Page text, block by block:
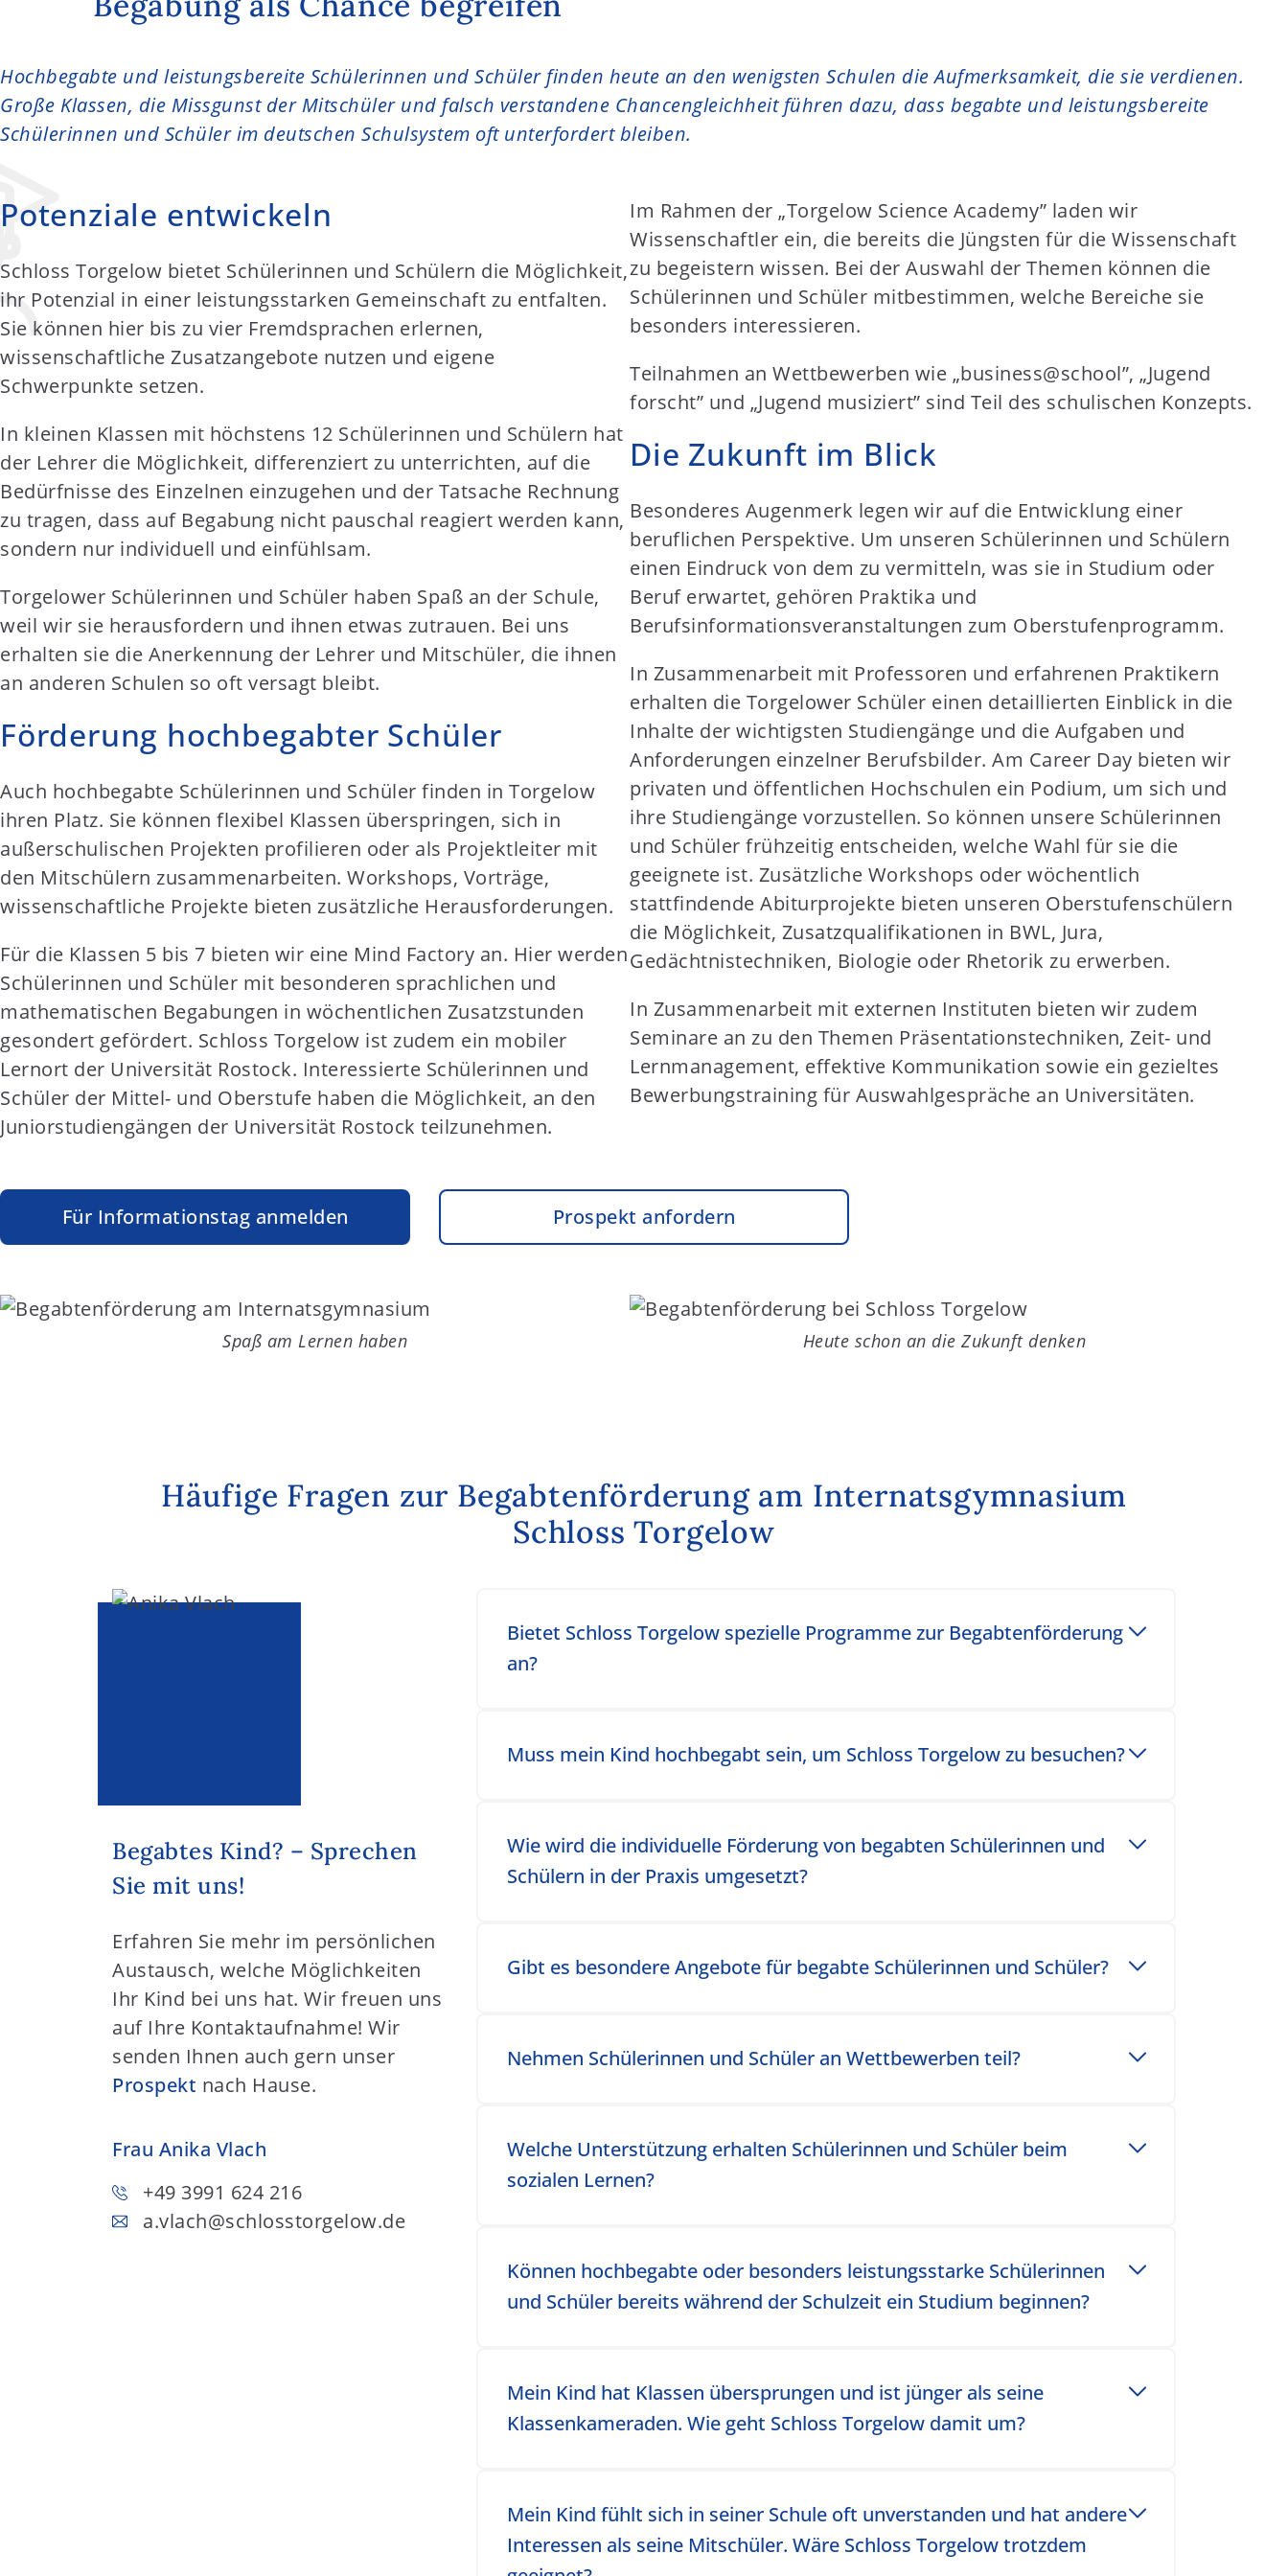
n
t
Hochbegabte und leistungsbereite Schülerinnen und Schüler finden heute an den wenigsten Schulen die Aufmerksamkeit, die sie verdienen.
Große Klassen, die Missgunst der Mitschüler und falsch verstandene Chancengleichheit führen dazu, dass begabte und leistungsbereite
Schülerinnen und Schüler im deutschen Schulsystem oft unterfordert bleiben.
Potenziale entwickeln
Schloss Torgelow bietet Schülerinnen und Schülern die Möglichkeit,
ihr Potenzial in einer leistungsstarken Gemeinschaft zu entfalten.
Sie können hier bis zu vier Fremdsprachen erlernen,
wissenschaftliche Zusatzangebote nutzen und eigene
Schwerpunkte setzen.
In kleinen Klassen mit höchstens 12 Schülerinnen und Schülern hat
der Lehrer die Möglichkeit, differenziert zu unterrichten, auf die
Bedürfnisse des Einzelnen einzugehen und der Tatsache Rechnung
zu tragen, dass auf Begabung nicht pauschal reagiert werden kann,
sondern nur individuell und einfühlsam.
Torgelower Schülerinnen und Schüler haben Spaß an der Schule,
weil wir sie herausfordern und ihnen etwas zutrauen. Bei uns
erhalten sie die Anerkennung der Lehrer und Mitschüler, die ihnen
an anderen Schulen so oft versagt bleibt.
Förderung hochbegabter Schüler
Auch hochbegabte Schülerinnen und Schüler finden in Torgelow
ihren Platz. Sie können flexibel Klassen überspringen, sich in
außerschulischen Projekten profilieren oder als Projektleiter mit
den Mitschülern zusammenarbeiten. Workshops, Vorträge,
wissenschaftliche Projekte bieten zusätzliche Herausforderungen.
Für die Klassen 5 bis 7 bieten wir eine Mind Factory an. Hier werden
Schülerinnen und Schüler mit besonderen sprachlichen und
mathematischen Begabungen in wöchentlichen Zusatzstunden
gesondert gefördert. Schloss Torgelow ist zudem ein mobiler
Lernort der Universität Rostock. Interessierte Schülerinnen und
Schüler der Mittel- und Oberstufe haben die Möglichkeit, an den
Juniorstudiengängen der Universität Rostock teilzunehmen.
Im Rahmen der „Torgelow Science Academy” laden wir
Wissenschaftler ein, die bereits die Jüngsten für die Wissenschaft
zu begeistern wissen. Bei der Auswahl der Themen können die
Schülerinnen und Schüler mitbestimmen, welche Bereiche sie
besonders interessieren.
Teilnahmen an Wettbewerben wie „business@school”, „Jugend
forscht” und „Jugend musiziert” sind Teil des schulischen Konzepts.
Die Zukunft im Blick
Besonderes Augenmerk legen wir auf die Entwicklung einer
beruflichen Perspektive. Um unseren Schülerinnen und Schülern
einen Eindruck von dem zu vermitteln, was sie in Studium oder
Beruf erwartet, gehören Praktika und
Berufsinformationsveranstaltungen zum Oberstufenprogramm.
In Zusammenarbeit mit Professoren und erfahrenen Praktikern
erhalten die Torgelower Schüler einen detaillierten Einblick in die
Inhalte der wichtigsten Studiengänge und die Aufgaben und
Anforderungen einzelner Berufsbilder. Am Career Day bieten wir
privaten und öffentlichen Hochschulen ein Podium, um sich und
ihre Studiengänge vorzustellen. So können unsere Schülerinnen
und Schüler frühzeitig entscheiden, welche Wahl für sie die
geeignete ist. Zusätzliche Workshops oder wöchentlich
stattfindende Abiturprojekte bieten unseren Oberstufenschülern
die Möglichkeit, Zusatzqualifikationen in BWL, Jura,
Gedächtnistechniken, Biologie oder Rhetorik zu erwerben.
In Zusammenarbeit mit externen Instituten bieten wir zudem
Seminare an zu den Themen Präsentationstechniken, Zeit- und
Lernmanagement, effektive Kommunikation sowie ein gezieltes
Bewerbungstraining für Auswahlgespräche an Universitäten.
Für Informationstag anmelden Prospekt anfordern
Spaß am Lernen haben Heute schon an die Zukunft denken
Häufige Fragen zur Begabtenförderung am Internatsgymnasium
Schloss Torgelow
Begabtes Kind? – Sprechen
Sie mit uns!
Erfahren Sie mehr im persönlichen
Austausch, welche Möglichkeiten
Ihr Kind bei uns hat. Wir freuen uns
auf Ihre Kontaktaufnahme! Wir
senden Ihnen auch gern unser
Prospekt nach Hause.
Frau Anika Vlach
+49 3991 624 216
a.vlach@schlosstorgelow.de
Bietet Schloss Torgelow spezielle Programme zur Begabtenförderung
an?
Toggle accordion item
Muss mein Kind hochbegabt sein, um Schloss Torgelow zu besuchen?
Toggle accordion item
Wie wird die individuelle Förderung von begabten Schülerinnen und
Schülern in der Praxis umgesetzt?
Toggle accordion item
Gibt es besondere Angebote für begabte Schülerinnen und Schüler?
Toggle accordion item
Nehmen Schülerinnen und Schüler an Wettbewerben teil?
Toggle accordion item
Welche Unterstützung erhalten Schülerinnen und Schüler beim
sozialen Lernen?
Toggle accordion item
Können hochbegabte oder besonders leistungsstarke Schülerinnen
und Schüler bereits während der Schulzeit ein Studium beginnen?
Toggle accordion item
Mein Kind hat Klassen übersprungen und ist jünger als seine
Klassenkameraden. Wie geht Schloss Torgelow damit um?
Toggle accordion item
Mein Kind fühlt sich in seiner Schule oft unverstanden und hat andere
Interessen als seine Mitschüler. Wäre Schloss Torgelow trotzdem
Toggle accordion item